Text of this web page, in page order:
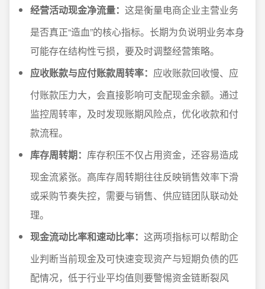
经营活动现金净流量： 这是衡量电商企业主营业务
是否真正“造血”的核心指标。长期为负说明业务本身
可能存在结构性亏损，要及时调整经营策略。
应收账款与应付账款周转率： 应收账款回收慢、应
付账款压力大，会直接影响可支配现金余额。通过
监控周转率，及时发现账期风险点，优化收款和付
款流程。
库存周转期： 库存积压不仅占用资金，还容易造成
现金流紧张。高库存周转期往往反映销售效率下滑
或采购节奏失控，需要与销售、供应链团队联动处
理。
现金流动比率和速动比率： 这两项指标可以帮助企
业判断当前现金及可快速变现资产与短期负债的匹
配情况，低于行业平均值则要警惕资金链断裂风